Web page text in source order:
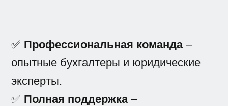
✅ Профессиональная команда–
опытные бухгалтеры и юридические
эксперты.
✅ Полная поддержка–